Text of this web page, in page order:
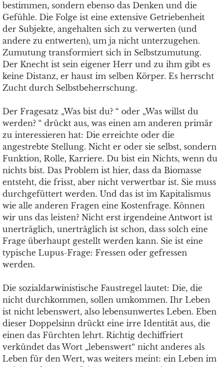
bestimmen, sondern ebenso das Denken und die
Gefühle. Die Folge ist eine extensive Getriebenheit
der Subjekte, angehalten sich zu verwerten (und
andere zu entwerten), um ja nicht unterzugehen.
Zumutung transformiert sich in Selbstzumutung.
Der Knecht ist sein eigener Herr und zu ihm gibt es
keine Distanz, er haust im selben Körper. Es herrscht
Zucht durch Selbstbeherrschung.
Der Fragesatz „Was bist du? “ oder „Was willst du
werden? “ drückt aus, was einen am anderen primär
zu interessieren hat: Die erreichte oder die
angestrebte Stellung. Nicht er oder sie selbst, sondern
Funktion, Rolle, Karriere. Du bist ein Nichts, wenn du
nichts bist. Das Problem ist hier, dass da Biomasse
entsteht, die frisst, aber nicht verwertbar ist. Sie muss
durchgefüttert werden. Und das ist im Kapitalismus
wie alle anderen Fragen eine Kostenfrage. Können
wir uns das leisten? Nicht erst irgendeine Antwort ist
unerträglich, unerträglich ist schon, dass solch eine
Frage überhaupt gestellt werden kann. Sie ist eine
typische Lupus-Frage: Fressen oder gefressen
werden.
Die sozialdarwinistische Faustregel lautet: Die, die
nicht durchkommen, sollen umkommen. Ihr Leben
ist nicht lebenswert, also lebensunwertes Leben. Eben
dieser Doppelsinn drückt eine irre Identität aus, die
einen das Fürchten lehrt. Richtig dechiffriert
verkündet das Wort „lebenswert“ nicht anderes als
Leben für den Wert, was weiters meint: ein Leben im